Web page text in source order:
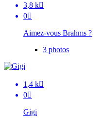
3,8 k
0
Aimez-vous Brahms ?
3 photos
1,4 k
0
Gigi